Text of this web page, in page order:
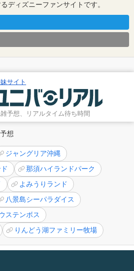
ディズニーファンサイトです。
サイト
予想、リアルタイム待ち時間
想
ジャングリア沖縄
那須ハイランドパーク
よみうりランド
八景島シーパラダイス
ステンボス
りんどう湖ファミリー牧場